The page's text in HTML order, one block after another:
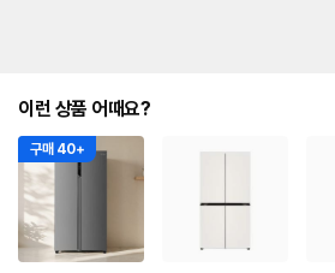
이런 상품 어때요?
구매 40+